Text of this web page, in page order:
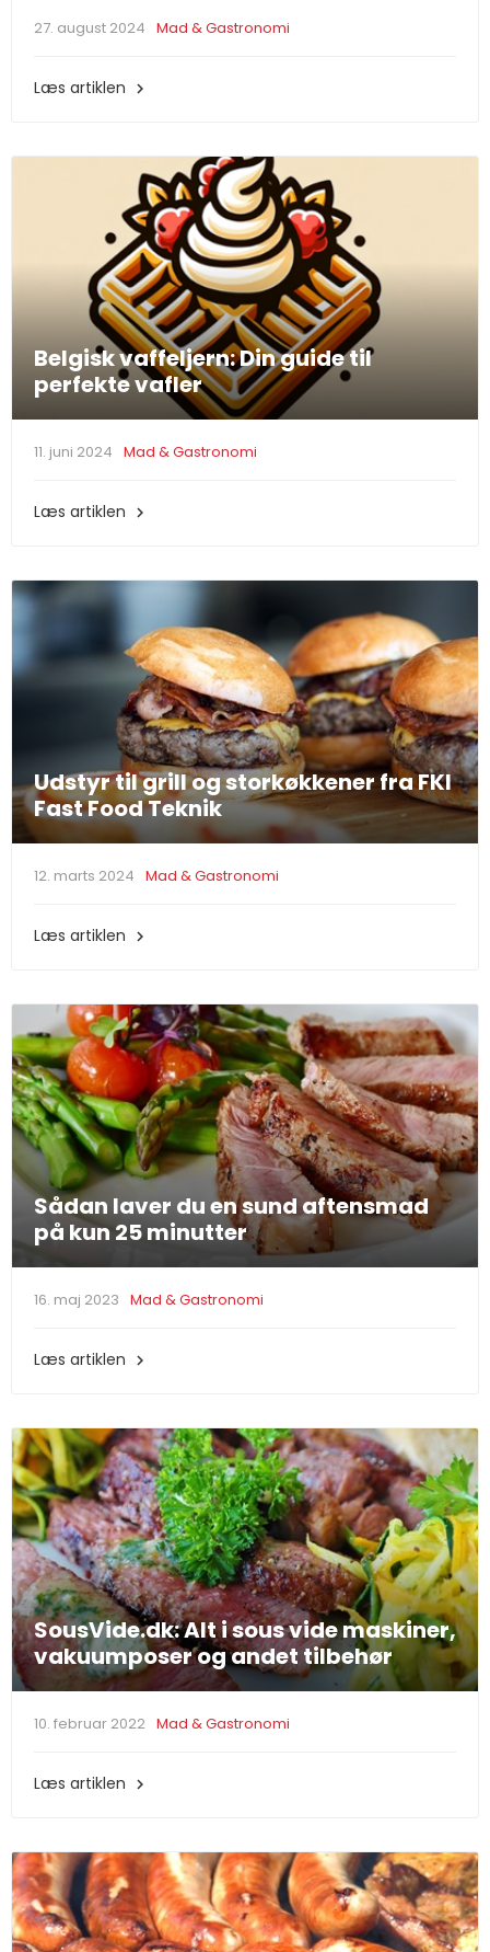
27. august 2024 Mad & Gastronomi
Læs artiklen 
Belgisk vaffeljern: Din guide til
perfekte vafler
11. juni 2024 Mad & Gastronomi
Læs artiklen 
Udstyr til grill og storkøkkener fra FKI
Fast Food Teknik
12. marts 2024 Mad & Gastronomi
Læs artiklen 
Sådan laver du en sund aftensmad
på kun 25 minutter
16. maj 2023 Mad & Gastronomi
Læs artiklen 
SousVide.dk: Alt i sous vide maskiner,
vakuumposer og andet tilbehør
10. februar 2022 Mad & Gastronomi
Læs artiklen 